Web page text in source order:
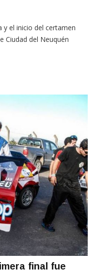
el inicio del certamen
Ciudad del Neuquén
final fue